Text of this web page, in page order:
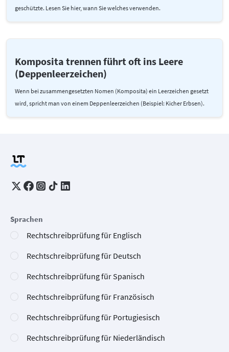
geschützte. Lesen Sie hier, wann Sie welches verwenden.
Komposita trennen führt oft ins Leere
(Deppenleerzeichen)
Wenn bei zusammengesetzten Nomen (Komposita) ein Leerzeichen gesetzt
wird, spricht man von einem Deppenleerzeichen (Beispiel: Kicher Erbsen).
Sprachen
Rechtschreibprüfung für Englisch
Rechtschreibprüfung für Deutsch
Rechtschreibprüfung für Spanisch
Rechtschreibprüfung für Französisch
Rechtschreibprüfung für Portugiesisch
Rechtschreibprüfung für Niederländisch